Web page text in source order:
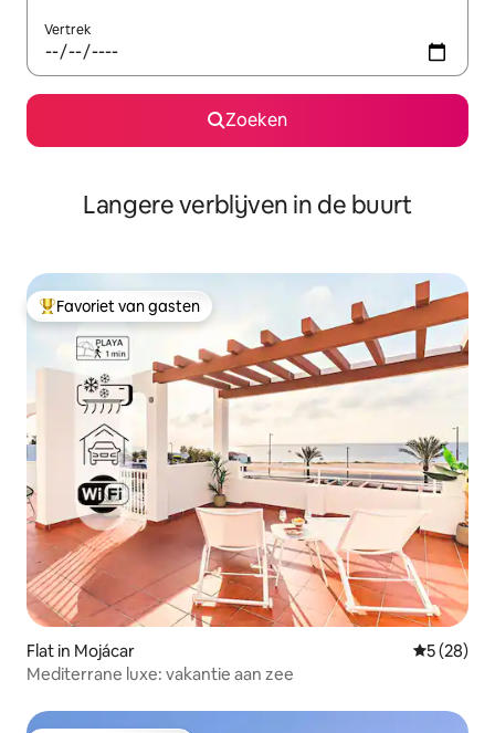
Vertrek
Zoeken
Langere verblijven in de buurt
Topfavoriet van gasten
Favoriet van gasten
Flat in Mojácar
5 (28)
Mediterrane luxe: vakantie aan zee